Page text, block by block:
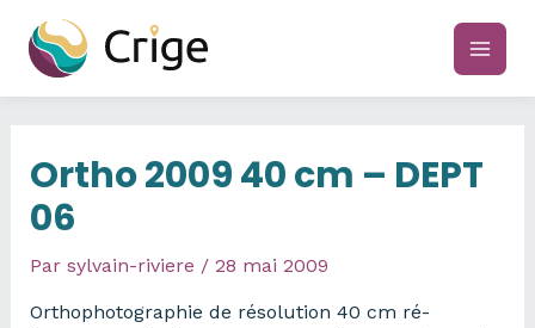
contenu
main
Ortho 2009 40 cm – DEPT
06
Par sylvain-riviere / 28 mai 2009
Orthophotographie de résolution 40 cm ré-